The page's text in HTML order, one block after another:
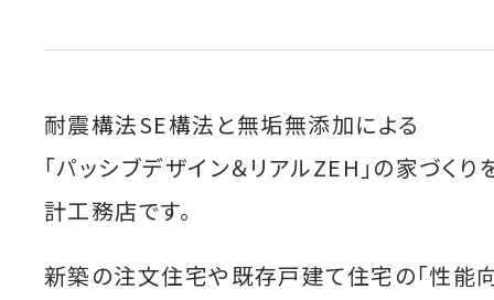
耐震構法SE構法と無垢無添加による
「パッシブデザイン＆リアルZEH」の家づく
計工務店です。
新築の注文住宅や既存戸建て住宅の「性能